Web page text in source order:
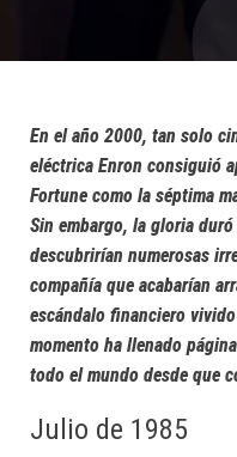
En el año 2000, tan solo
eléctrica Enron consiguió
Fortune como la séptima
Sin embargo, la gloria
descubrirían numerosas
compañía que acabarían
escándalo financiero
momento ha llenado
todo el mundo desde que
Julio de 1985